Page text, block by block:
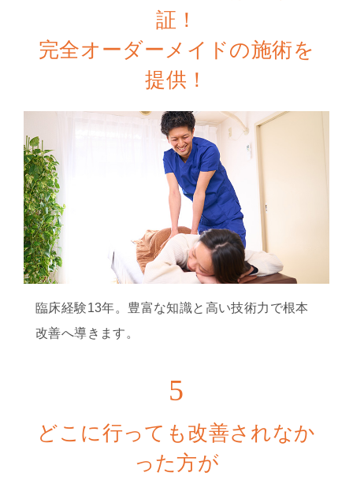
証！
完全オーダーメイドの施術を
提供！
臨床経験13年。豊富な知識と高い技術力で根本
改善へ導きます。
5
どこに行っても改善されなか
った方が